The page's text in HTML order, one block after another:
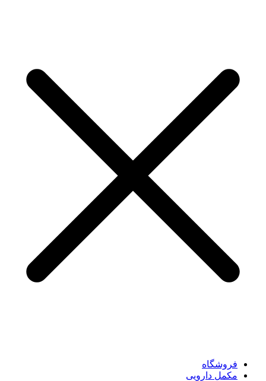
فروشگاه
مکمل دارویی